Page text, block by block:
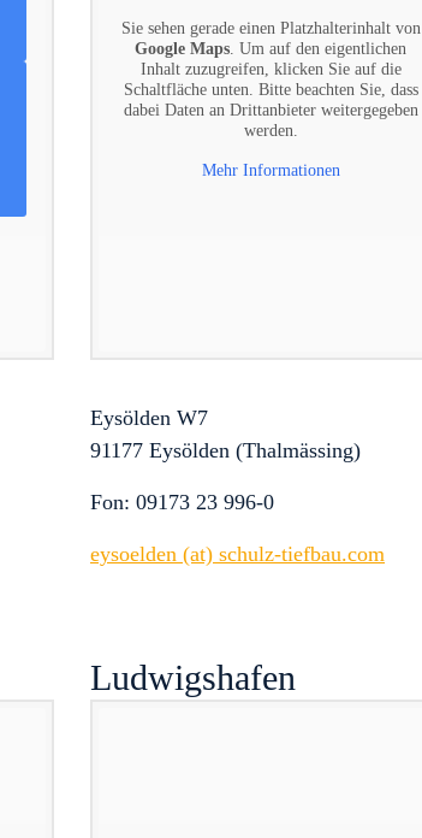
Sie sehen gerade einen Platzhalterinhalt von
Google Maps. Um auf den eigentlichen
Inhalt zuzugreifen, klicken Sie auf die
Schaltfläche unten. Bitte beachten Sie, dass
dabei Daten an Drittanbieter weitergegeben
werden.
Mehr Informationen
Eysölden W7
91177 Eysölden (Thalmässing)
Fon: 09173 23 996-0
eysoelden (at) schulz-tiefbau.com
Ludwigshafen